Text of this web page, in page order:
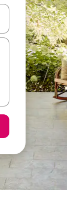
со